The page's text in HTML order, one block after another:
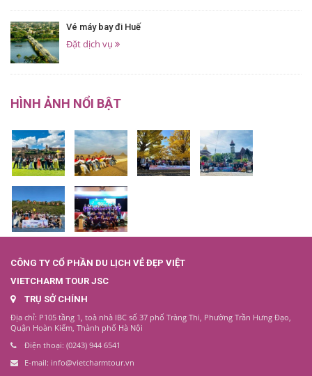
Vé máy bay đi Huế
Đặt dịch vụ
HÌNH ẢNH NỔI BẬT
CÔNG TY CỔ PHẦN DU LỊCH VẺ ĐẸP VIỆT
VIETCHARM TOUR JSC
TRỤ SỞ CHÍNH
Địa chỉ: P105 tầng 1, toà nhà IBC số 37 phố Tràng Thi, Phường Trần Hưng Đạo,
Quận Hoàn Kiếm, Thành phố Hà Nội
Điện thoại: (0243) 944 6541
E-mail: info@vietcharmtour.vn